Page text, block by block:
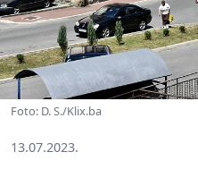
Foto: D. S./Klix.ba
13.07.2023.